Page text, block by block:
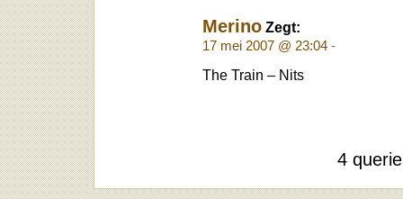
Merino Zegt:
17 mei 2007 @ 23:04 -
The Train – Nits
4